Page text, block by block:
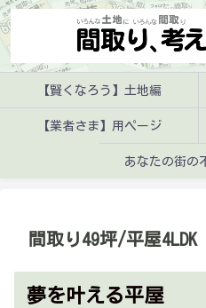
【賢くなろう】土地編
【業者さま】用ページ
あなたの街の
間取り49坪/平屋4LDK
夢を叶える平屋